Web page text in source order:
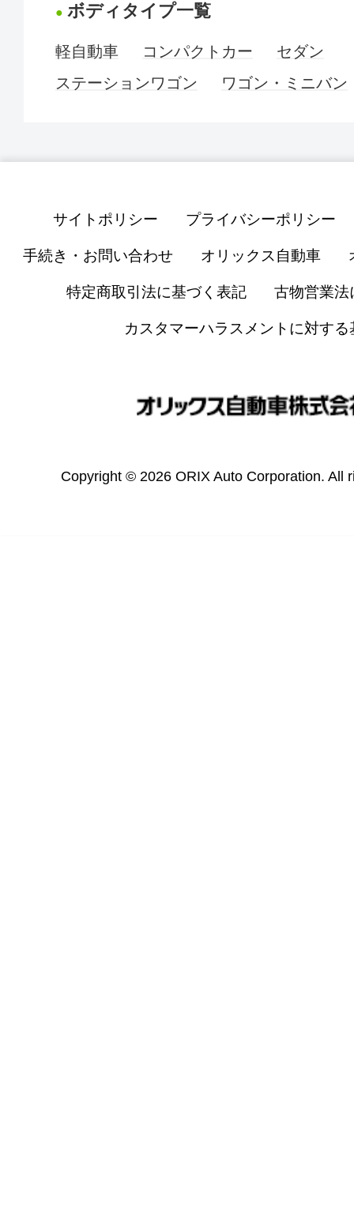
ボディタイプ一覧
軽自動車 コンパクトカー
セダン
ステーションワゴン
ワゴン・ミニバン
サイトポリシー プライバシーポリシー
手続き・お問い合わせ オリックス自動車
特定商取引法に基づく表記 古物営業法
カスタマーハラスメントに対する
Copyright © 2026 ORIX Auto Corporation. All